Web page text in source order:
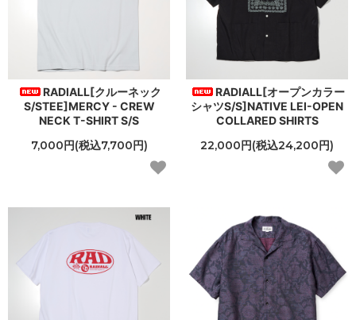
RADIALL[クルーネック
S/STEE]MERCY - CREW
NECK T-SHIRT S/S
7,000円(税込7,700円)
RADIALL[オープンカラー
シャツS/S]NATIVE LEI-OPEN
COLLARED SHIRTS
22,000円(税込24,200円)